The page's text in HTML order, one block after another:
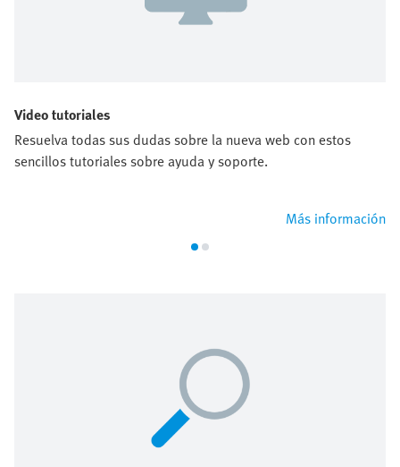
Video tutoriales
Resuelva todas sus dudas sobre la nueva web con estos
sencillos tutoriales sobre ayuda y soporte.
Más información